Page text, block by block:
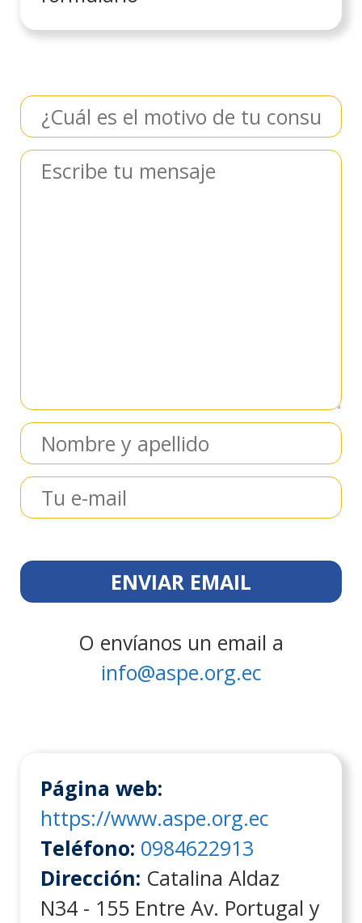
O envíanos un email a
info@aspe.org.ec
Página web:
https://www.aspe.org.ec
Teléfono: 0984622913
Dirección: Catalina Aldaz
N34 - 155 Entre Av. Portugal y